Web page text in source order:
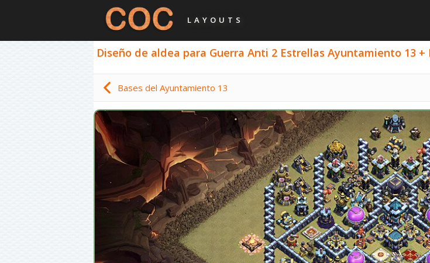
LAYOUTS
Diseño de aldea para Guerra Anti 2 Estrellas Ayuntamiento 13 +
Bases del Ayuntamiento 13